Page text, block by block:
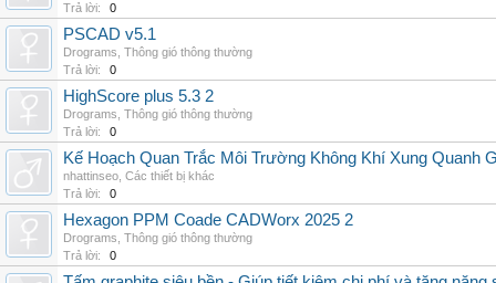
Trả lời:
0
PSCAD v5.1
Drograms Thông gió thông thường
Trả lời:
0
HighScore plus 5.3 2
Drograms Thông gió thông thường
Trả lời:
0
Kế Hoạch Quan Trắc Môi Trường Không Khí Xung Quanh
nhattinseo Các thiết bị khác
Trả lời:
0
Hexagon PPM Coade CADWorx 2025 2
Drograms Thông gió thông thường
Trả lời:
0